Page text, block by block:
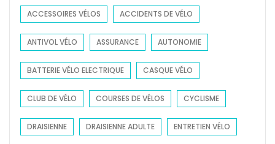
f
r
:
ACCESSOIRES VÉLOS ACCIDENTS DE VÉLO
ANTIVOL VÉLO ASSURANCE AUTONOMIE
BATTERIE VÉLO ELECTRIQUE CASQUE VÉLO
CLUB DE VÉLO COURSES DE VÉLOS CYCLISME
DRAISIENNE DRAISIENNE ADULTE ENTRETIEN VÉLO